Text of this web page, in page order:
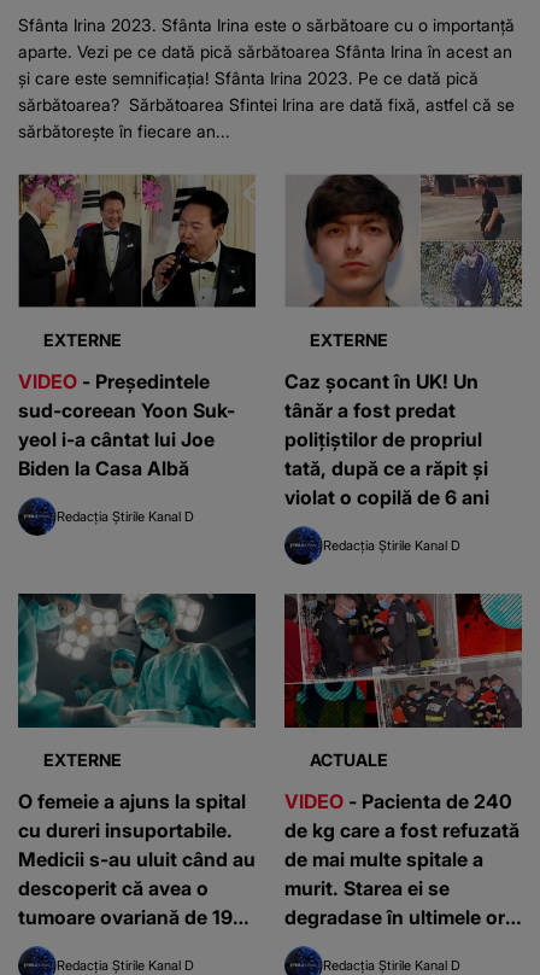
Sfânta Irina 2023. Sfânta Irina este o sărbătoare cu o importanță
aparte. Vezi pe ce dată pică sărbătoarea Sfânta Irina în acest an
și care este semnificația! Sfânta Irina 2023. Pe ce dată pică
sărbătoarea? Sărbătoarea Sfintei Irina are dată fixă, astfel că se
sărbătorește în fiecare an...
EXTERNE
VIDEO - Președintele
sud-coreean Yoon Suk-
yeol i-a cântat lui Joe
Biden la Casa Albă
Redacția Știrile Kanal D
EXTERNE
Caz șocant în UK! Un
tânăr a fost predat
polițiștilor de propriul
tată, după ce a răpit şi
violat o copilă de 6 ani
Redacția Știrile Kanal D
EXTERNE
O femeie a ajuns la spital
cu dureri insuportabile.
Medicii s-au uluit când au
descoperit că avea o
tumoare ovariană de 19
kg
Redacția Știrile Kanal D
ACTUALE
VIDEO - Pacienta de 240
de kg care a fost refuzată
de mai multe spitale a
murit. Starea ei se
degradase în ultimele ore
de viață
Redacția Știrile Kanal D